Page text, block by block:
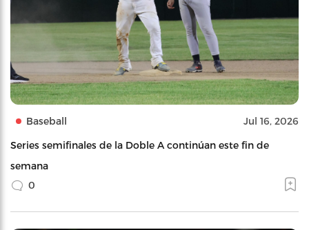
Baseball Jul 16, 2026
Series semifinales de la Doble A continúan este fin de
semana
0